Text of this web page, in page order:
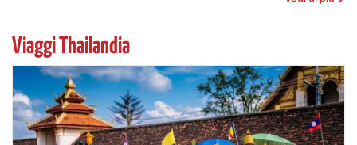
Viaggi Thailandia